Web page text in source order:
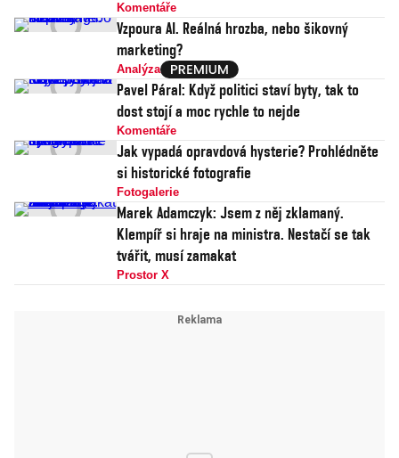
Komentáře
Vzpoura AI. Reálná hrozba, nebo šikovný
marketing?
Analýza
Pavel Páral: Když politici staví byty, tak to
dost stojí a moc rychle to nejde
Komentáře
Jak vypadá opravdová hysterie? Prohlédněte
si historické fotografie
Fotogalerie
Marek Adamczyk: Jsem z něj zklamaný.
Klempíř si hraje na ministra. Nestačí se tak
tvářit, musí zamakat
Prostor X